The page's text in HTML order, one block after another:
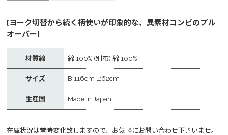
[ヨーク切替から続く柄使いが印象的な、異素材コンビのプル
オーバー]
材質綿 綿:100% (別布) 綿:100%
サイズ B:116cm L:62cm
生産国 Made in Japan
在庫状況は常時変化致しますので、お気軽にお問い合わせ下さいませ。